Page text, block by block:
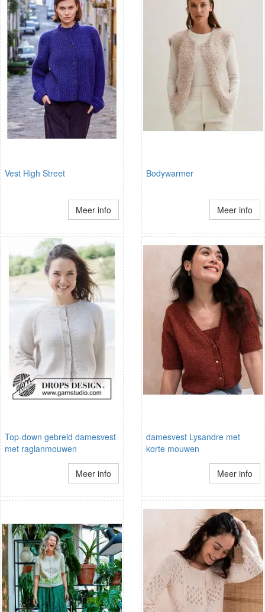
Vest High Street
Meer info
Bodywarmer
Meer info
Top-down gebreid damesvest
met raglanmouwen
Meer info
damesvest Lysandre met
korte mouwen
Meer info